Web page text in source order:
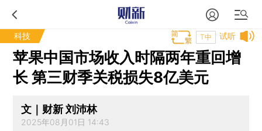
科技 试听
T中
苹果中国市场收入时隔两年重回增
长 第三财季关税损失8亿美元
文｜财新 刘沛林
2025年08月01日 14:43